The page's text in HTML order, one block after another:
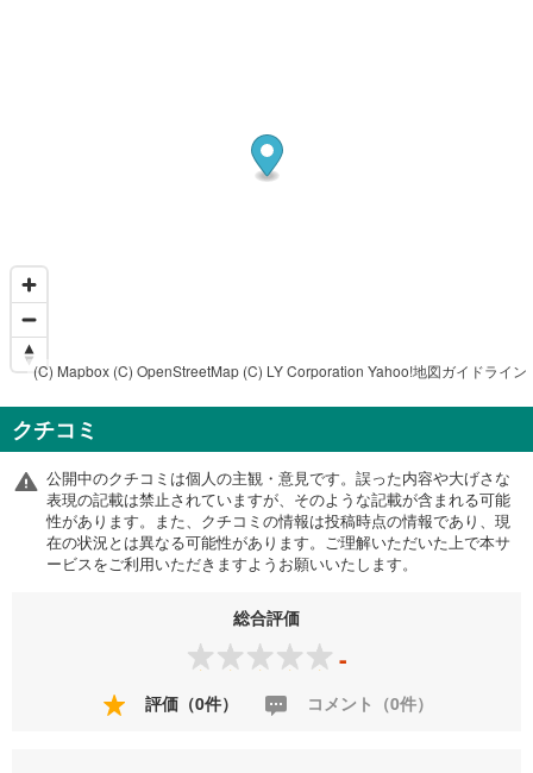
(C) Mapbox (C) OpenStreetMap (C) LY Corporation Yahoo!地図ガイドライン
クチコミ
公開中のクチコミは個人の主観・意見です。誤った内容や大げさな
表現の記載は禁止されていますが、そのような記載が含まれる可能
性があります。また、クチコミの情報は投稿時点の情報であり、現
在の状況とは異なる可能性があります。ご理解いただいた上で本サ
ービスをご利用いただきますようお願いいたします。
総合評価
-
評価（0件） コメント（0件）